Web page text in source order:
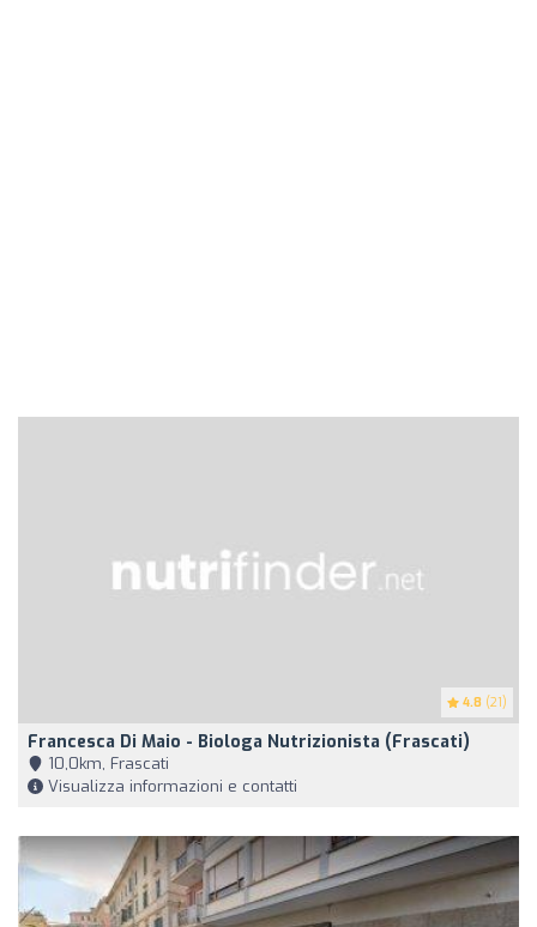
4.8 (21)
Francesca Di Maio - Biologa Nutrizionista (Frascati)
10,0km, Frascati
Visualizza informazioni e contatti